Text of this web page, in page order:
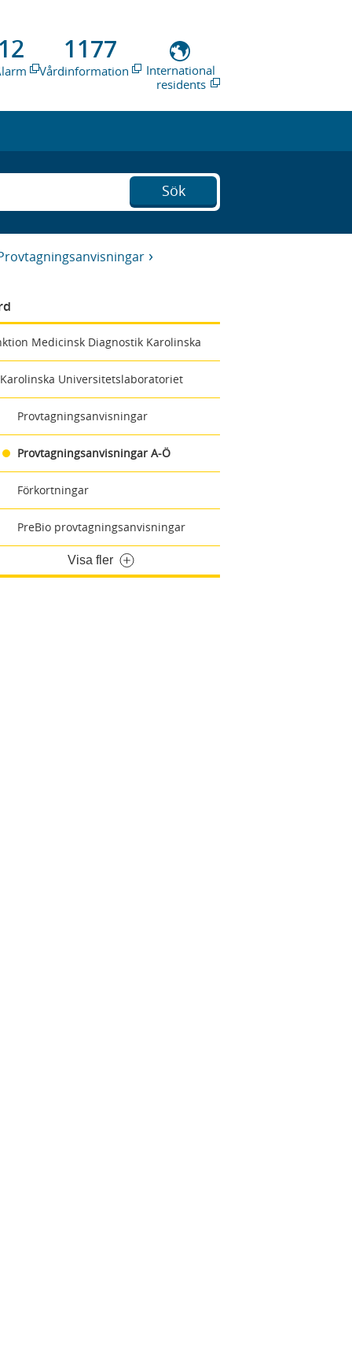
1177
Vårdinformation
International
residents
Sök
Medicinsk Diagnostik Karolinska
Karolinska Universitetslaboratoriet
Provtagningsanvisningar
Provtagningsanvisningar A-Ö
Förkortningar
PreBio provtagningsanvisningar
Visa fler